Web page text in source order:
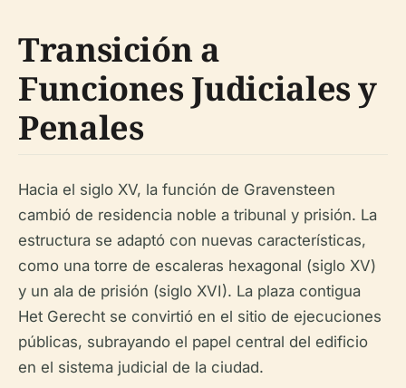
Transición a
Funciones Judiciales y
Penales
Hacia el siglo XV, la función de Gravensteen
cambió de residencia noble a tribunal y prisión. La
estructura se adaptó con nuevas características,
como una torre de escaleras hexagonal (siglo XV)
y un ala de prisión (siglo XVI). La plaza contigua
Het Gerecht se convirtió en el sitio de ejecuciones
públicas, subrayando el papel central del edificio
en el sistema judicial de la ciudad.